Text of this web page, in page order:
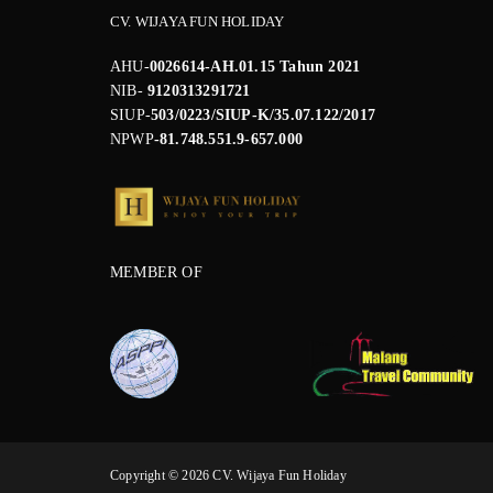
CV. WIJAYA FUN HOLIDAY
AHU-0026614-AH.01.15 Tahun 2021
NIB-9120313291721
SIUP-503/0223/SIUP-K/35.07.122/2017
NPWP-81.748.551.9-657.000
MEMBER OF
Copyright © 2026 CV. Wijaya Fun Holiday